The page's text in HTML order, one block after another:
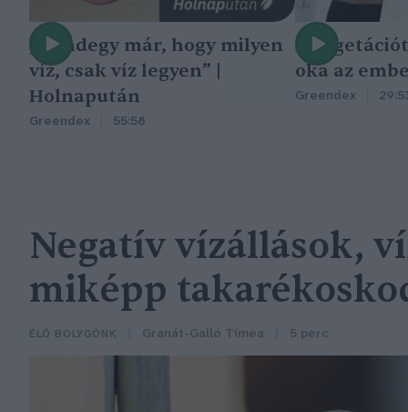
„Mindegy már, hogy milyen
víz, csak víz legyen” |
Holnapután
Greendex 55:58
A
oka az
Greendex
Negatív vízállások,
miképp
ÉLŐ BOLYGÓNK Granát-Galló Tímea 5 perc